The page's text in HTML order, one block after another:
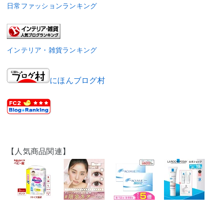
日常ファッションランキング
インテリア・雑貨ランキング
にほんブログ村
【人気商品関連】